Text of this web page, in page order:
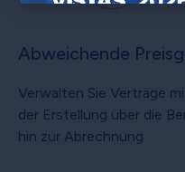
Abweichende
Verwalten Sie Verträge
der Erstellung über die
hin zur Abrechnung